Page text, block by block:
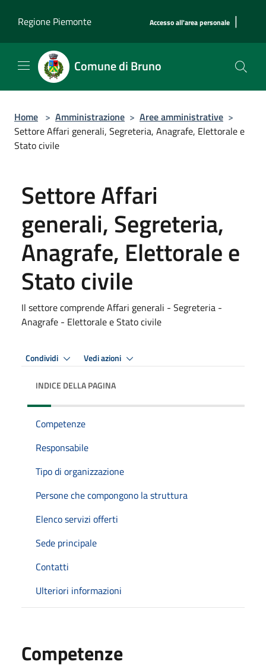
Regione Piemonte
Accesso all'area personale |
Comune di Bruno
Home > Amministrazione > Aree amministrative >
Settore Affari generali, Segreteria, Anagrafe, Elettorale e
Stato civile
Settore Affari
generali, Segreteria,
Anagrafe, Elettorale e
Stato civile
Il settore comprende Affari generali - Segreteria -
Anagrafe - Elettorale e Stato civile
Condividi Vedi azioni
INDICE DELLA PAGINA
Competenze
Responsabile
Tipo di organizzazione
Persone che compongono la struttura
Elenco servizi offerti
Sede principale
Contatti
Ulteriori informazioni
Competenze